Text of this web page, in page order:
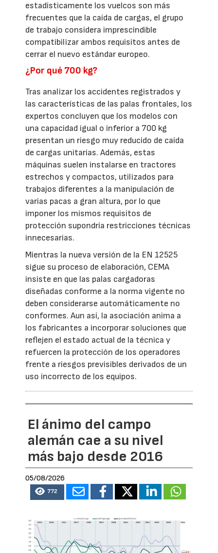
estadísticamente los vuelcos son más
frecuentes que la caída de cargas, el grupo
de trabajo considera imprescindible
compatibilizar ambos requisitos antes de
cerrar el nuevo estándar europeo.
¿Por qué 700 kg?
Tras analizar los accidentes registrados y
las características de las palas frontales, los
expertos concluyen que los modelos con
una capacidad igual o inferior a 700 kg
presentan un riesgo muy reducido de caída
de cargas unitarias. Además, estas
máquinas suelen instalarse en tractores
estrechos y compactos, utilizados para
trabajos diferentes a la manipulación de
varias pacas a gran altura, por lo que
imponer los mismos requisitos de
protección supondría restricciones técnicas
innecesarias.
Mientras la nueva versión de la EN 12525
sigue su proceso de elaboración, CEMA
insiste en que las palas cargadoras
diseñadas conforme a la norma vigente no
deben considerarse automáticamente no
conformes. Aun así, la asociación anima a
los fabricantes a incorporar soluciones que
reflejen el estado actual de la técnica y
refuercen la protección de los operadores
frente a riesgos previsibles derivados de un
uso incorrecto de los equipos.
El ánimo del campo
alemán cae a su nivel
más bajo desde 2016
05/08/2026
772